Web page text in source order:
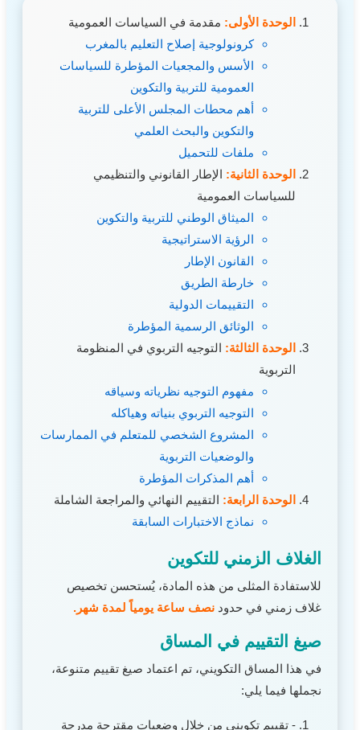
الوحدة الأولى: مقدمة في السياسات العمومية
كرونولوجية إصلاح التعليم بالمغرب
الأسس والمجعيات المؤطرة للسياسات
العمومية للتربية والتكوين
أهم محطات المجلس الأعلى للتربية
والتكوين والبحث العلمي
ملفات للتحميل
الوحدة الثانية: الإطار القانوني والتنظيمي
للسياسات العمومية
الميثاق الوطني للتربية والتكوين
الرؤية الاستراتيجية
القانون الإطار
خارطة الطريق
التقييمات الدولية
الوثائق الرسمية المؤطرة
الوحدة الثالثة: التوجيه التربوي في المنظومة
التربوية
مفهوم التوجيه نظرياته وسياقه
التوجيه التربوي بنياته وهياكله
المشروع الشخصي للمتعلم في الممارسات
والوضعيات التربوية
أهم المذكرات المؤطرة
الوحدة الرابعة: التقييم النهائي والمراجعة الشاملة
نماذج الاختبارات السابقة
الغلاف الزمني للتكوين
للاستفادة المثلى من هذه المادة، يُستحسن تخصيص
غلاف زمني في حدود نصف ساعة يومياً لمدة شهر.
صيغ التقييم في المساق
في هذا المساق التكويني، تم اعتماد صيغ تقييم متنوعة،
نجملها فيما يلي:
- تقييم تكويني من خلال وضعيات مقترحة مدرجة